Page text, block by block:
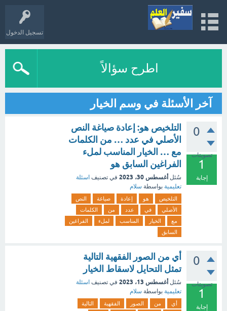
تسجيل الدخول
اطرح سؤالاً
آخر الأسئلة في وسم الخيار
0
تصويتات
1
إجابة
التلخيص هو: إعادة صياغة النص
الأصلي في عدد … من الكلمات
مع … الخيار المناسب لملء
الفراغين السابق هو
سُئل أغسطس 30، 2023 في تصنيف اسئلة
تعليمية بواسطة سلام
التلخيص هو إعادة صياغة
النص
الأصلي
في عدد من
الكلمات
مع
الخيار المناسب لملء
الفراغين
السابق
0
تصويتات
1
إجابة
أي من الصور الفقهية التالية
تمثل التحايل لاسقاط الخيار
سُئل أغسطس 13، 2023 في تصنيف اسئلة
تعليمية بواسطة سلام
أي من الصور الفقهية
التالية